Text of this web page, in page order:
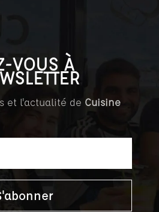
VOUS À
et l'actualité de Cuisine